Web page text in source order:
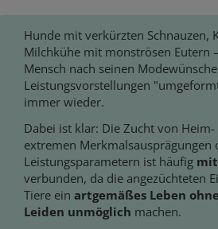
Hunde mit verkürzten Schnauzen,
Milchkühe mit monströsen Eutern
Mensch nach seinen
Leistungsvorstellungen
immer wieder.
Dabei ist klar: Die Zucht von
extremen Merkmalsausprägungen
Leistungsparametern ist häufig
verbunden, da die angezüchteten
Tiere ein artgemäßes Leben
Leiden unmöglich machen.